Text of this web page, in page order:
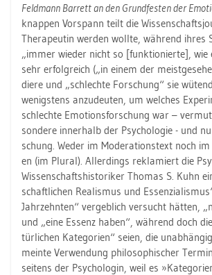
Feld­mann Bar­rett an den Grund­fes­ten der
knap­pen Vor­spann teilt die
The­ra­peu­tin wer­den woll­te, wäh­rend
„immer wie­der nicht so [funk­tio­nier­te], wie
sehr er­folg­reich („in einem der
die­re und „schlech­te For­schung“ sie
we­nigs­tens an­zu­deu­ten, um wel­ches
schlech­te Emo­ti­ons­for­schung war –
son­de­re in­ner­halb der Psy­cho­lo­gie - und
schung. Weder im Mo­dera­ti­ons­text noch
en (im Plu­ral). Al­ler­dings re­kla­miert die
Wis­sen­schafts­his­to­ri­ker Tho­mas S. Kuhn
schaft­li­chen Rea­lis­mus und
Jahr­zehn­ten“ ver­geb­lich ver­sucht hät­ten,
und „eine Es­senz haben“, wäh­rend doch
tür­li­chen Ka­te­go­ri­en“ seien, die
mein­te Ver­wen­dung phi­lo­so­phi­scher
sei­tens der Psy­cho­lo­gin, weil es